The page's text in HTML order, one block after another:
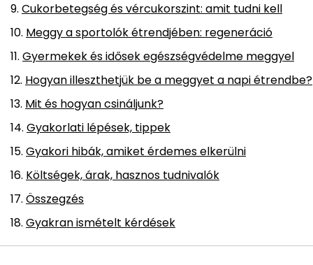
Cukorbetegség és vércukorszint: amit tudni kell
Meggy a sportolók étrendjében: regeneráció
Gyermekek és idősek egészségvédelme meggyel
Hogyan illeszthetjük be a meggyet a napi étrendbe?
Mit és hogyan csináljunk?
Gyakorlati lépések, tippek
Gyakori hibák, amiket érdemes elkerülni
Költségek, árak, hasznos tudnivalók
Összegzés
Gyakran ismételt kérdések